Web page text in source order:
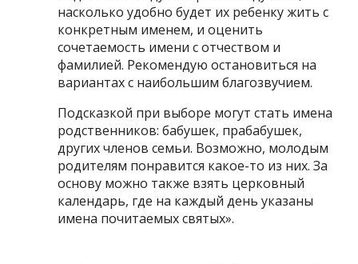
насколько удобно будет их ребенку жить с
конкретным именем, и оценить
сочетаемость имени с отчеством и
фамилией. Рекомендую остановиться на
вариантах с наибольшим благозвучием.
Подсказкой при выборе могут стать имена
родственников: бабушек, прабабушек,
других членов семьи. Возможно, молодым
родителям понравится какое-то из них. За
основу можно также взять церковный
календарь, где на каждый день указаны
имена почитаемых святых».